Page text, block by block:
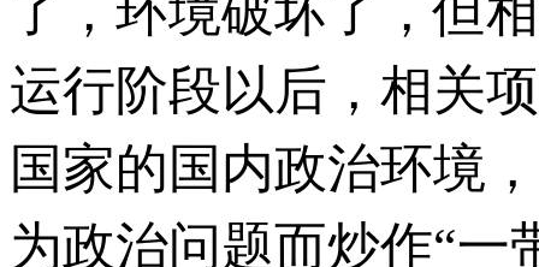
了，环境破坏了，但
运行阶段以后，相关
国家的国内政治环境
为政治问题而炒作“一